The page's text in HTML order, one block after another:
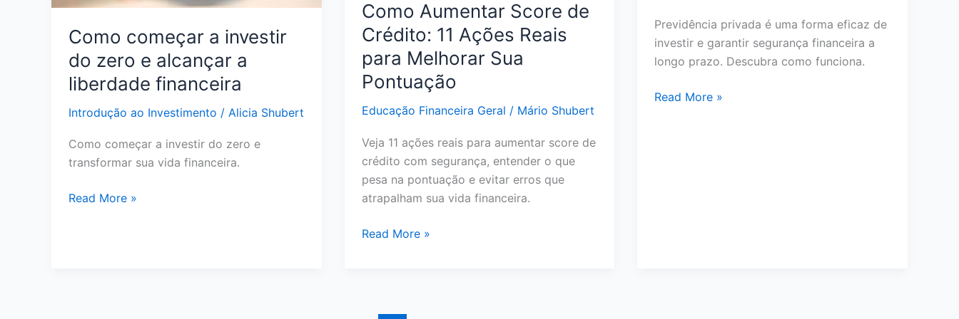
2026?
Como começar a investir
do zero e alcançar a
liberdade financeira
Introdução ao Investimento / Alicia Shubert
Como começar a investir do zero e
transformar sua vida financeira.
Como
Read More »
Como Aumentar Score de
Crédito: 11 Ações Reais
para Melhorar Sua
Pontuação
Educação Financeira Geral / Mário Shubert
Veja 11 ações reais para aumentar score de
crédito com segurança, entender o que
pesa na pontuação e evitar erros que
atrapalham sua vida financeira.
Como
Read More »
Previdência privada é uma forma eficaz de
investir e garantir segurança financeira a
longo prazo. Descubra como funciona.
Como
Read More »